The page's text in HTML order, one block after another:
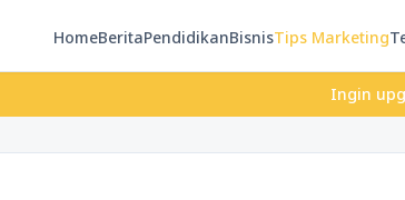
HomeBeritaPendidikanBisnisTips Marketing
Ingin